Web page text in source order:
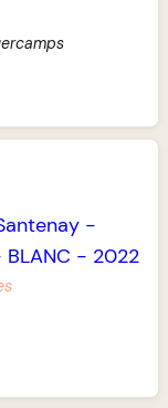
-
BLANC - 2022